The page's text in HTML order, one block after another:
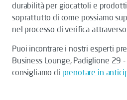
durabilità per giocattoli e
soprattutto di come possiamo
nel processo di verifica
Puoi incontrare i nostri esperti
Business Lounge, Padiglione 29
consigliamo di prenotare in